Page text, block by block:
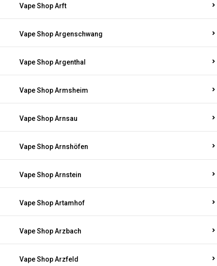
Vape Shop Arft
Vape Shop Argenschwang
Vape Shop Argenthal
Vape Shop Armsheim
Vape Shop Arnsau
Vape Shop Arnshöfen
Vape Shop Arnstein
Vape Shop Artamhof
Vape Shop Arzbach
Vape Shop Arzfeld